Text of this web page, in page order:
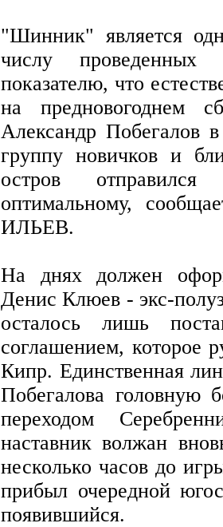
"Шинник" является
числу
показателю, что
на
Александр Побегалов
группу новичков и
остров
оптимальному,
ИЛЬЕВ.
На днях должен
Денис Клюев - экс-
осталось лишь
соглашением, которое
Кипр. Единственная
Побегалова головную
переходом
наставник волжан
несколько часов до
прибыл очередной
появившийся.